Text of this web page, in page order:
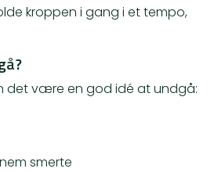
kroppen i gang i et tempo,
det være en god idé at undgå:
smerte